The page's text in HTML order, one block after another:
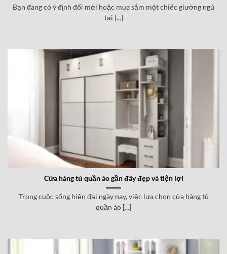
Bạn đang có ý định đổi mới hoặc mua sắm một chiếc giường ngủ
tại [...]
Cửa hàng tủ quần áo gần đây đẹp và tiện lợi
Trong cuộc sống hiện đại ngày nay, việc lựa chọn cửa hàng tủ
quần áo [...]